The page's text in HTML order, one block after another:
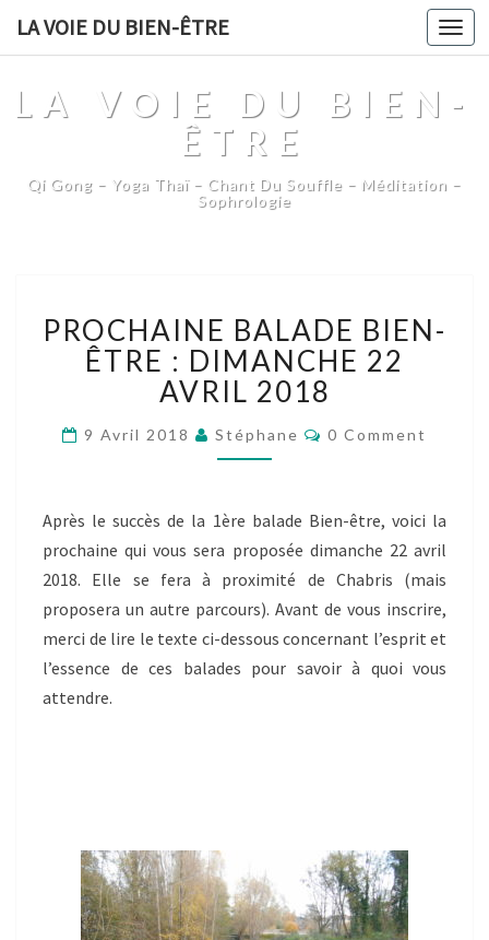
LA VOIE DU BIEN-ÊTRE
LA VOIE DU BIEN-
ÊTRE
Qi Gong – Yoga Thaï – Chant Du Souffle – Méditation –
Sophrologie
BALADE
BIEN-
ÊTRE
:
DIMANCHE
22
PROCHAINE BALADE BIEN-
ÊTRE : DIMANCHE 22
AVRIL 2018
9 Avril 2018 Stéphane Comments
0 Comment
Après le succès de la 1ère balade Bien-être, voici la
prochaine qui vous sera proposée dimanche 22 avril
2018. Elle se fera à proximité de Chabris (mais
proposera un autre parcours). Avant de vous inscrire,
merci de lire le texte ci-dessous concernant l’esprit et
l’essence de ces balades pour savoir à quoi vous
attendre.